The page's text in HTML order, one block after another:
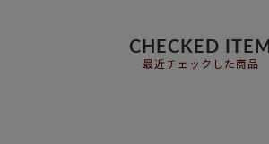
CHECKED ITEM
最近チェックした商品